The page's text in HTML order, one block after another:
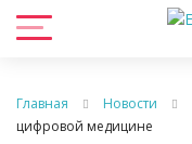
Главная Новости
цифровой медицине